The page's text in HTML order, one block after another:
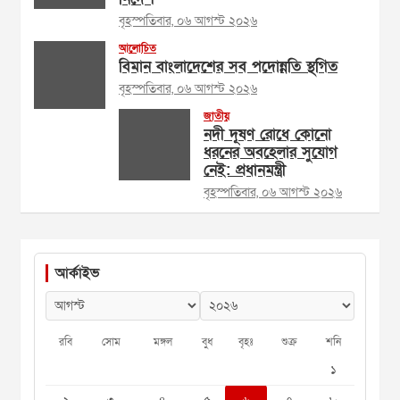
বৃহস্পতিবার, ০৬ আগস্ট ২০২৬
আলোচিত
বিমান বাংলাদেশের সব পদোন্নতি স্থগিত
বৃহস্পতিবার, ০৬ আগস্ট ২০২৬
জাতীয়
নদী দূষণ রোধে কোনো
ধরনের অবহেলার সুযোগ
নেই: প্রধানমন্ত্রী
বৃহস্পতিবার, ০৬ আগস্ট ২০২৬
আর্কাইভ
রবি সোম মঙ্গল বুধ বৃহঃ শুক্র শনি
১